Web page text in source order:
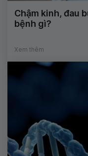
Chậm kinh, đau
bệnh gì?
Xem thêm